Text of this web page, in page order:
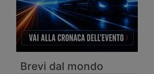
Brevi dal mondo